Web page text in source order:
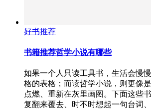
好书推荐
书籍推荐哲学小说有哪些
如果一个人只读工具书，生活会慢
格的表格；而读哲学小说，则更像
点燃、重新在灰里画图。下面这些
复翻来覆去、时不时想起一句台词